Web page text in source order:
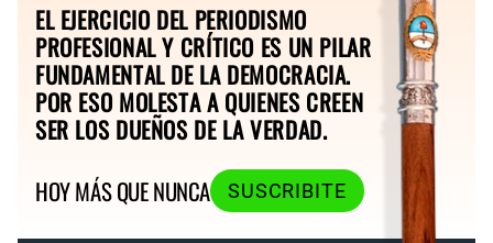
EL EJERCICIO DEL PERIODISMO
PROFESIONAL Y CRÍTICO ES UN PILAR
FUNDAMENTAL DE LA DEMOCRACIA.
POR ESO MOLESTA A QUIENES CREEN
SER LOS DUEÑOS DE LA VERDAD.
HOY MÁS QUE NUNCA
SUSCRIBITE